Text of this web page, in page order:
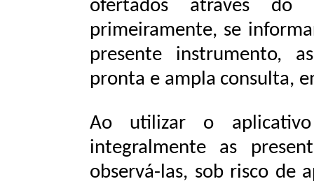
ofertados através do
primeiramente, se
presente
instrumento,
as
pronta e ampla consulta,
Ao utilizar o
integralmente as
observá-las, sob risco de